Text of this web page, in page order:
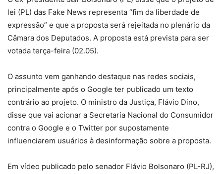
lei (PL) das Fake News representa “fim da liberdade de
expressão” e que a proposta será rejeitada no plenário da
Câmara dos Deputados. A proposta está prevista para ser
votada terça-feira (02.05).
O assunto vem ganhando destaque nas redes sociais,
principalmente após o Google ter publicado um texto
contrário ao projeto. O ministro da Justiça, Flávio Dino,
disse que vai acionar a Secretaria Nacional do Consumidor
contra o Google e o Twitter por supostamente
influenciarem usuários à desinformação sobre a proposta.
Em vídeo publicado pelo senador Flávio Bolsonaro (PL-RJ),